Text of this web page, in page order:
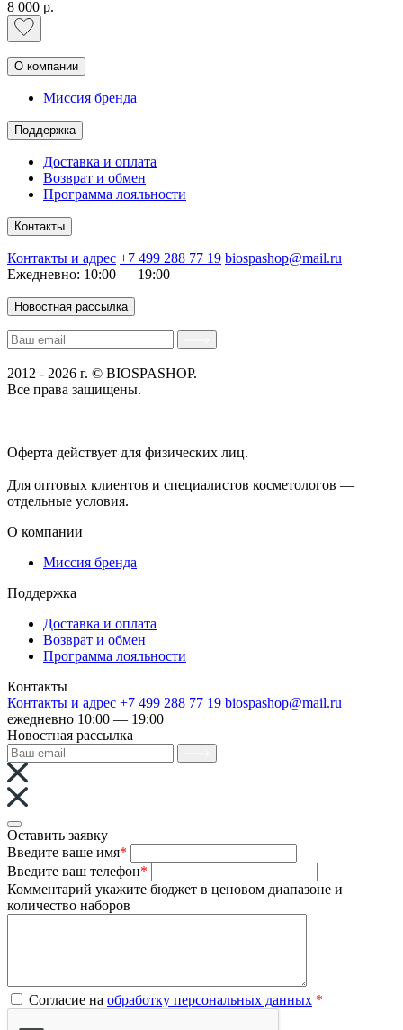
8 000 р.
О компании
Миссия бренда
Поддержка
Доставка и оплата
Возврат и обмен
Программа лояльности
Контакты
Контакты и адрес +7 499 288 77 19 biospashop@mail.ru
Ежедневно: 10:00 — 19:00
Новостная рассылка
2012 - 2026 г. © BIOSPASHOP.
Все права защищены.
Оферта действует для физических лиц.
Для оптовых клиентов и специалистов косметологов —
отдельные условия.
О компании
Миссия бренда
Поддержка
Доставка и оплата
Возврат и обмен
Программа лояльности
Контакты
Контакты и адрес +7 499 288 77 19 biospashop@mail.ru
ежедневно 10:00 — 19:00
Новостная рассылка
Оставить заявку
Введите ваше имя*
Введите ваш телефон*
Комментарий укажите бюджет в ценовом диапазоне и
количество наборов
Согласие на обработку персональных данных *